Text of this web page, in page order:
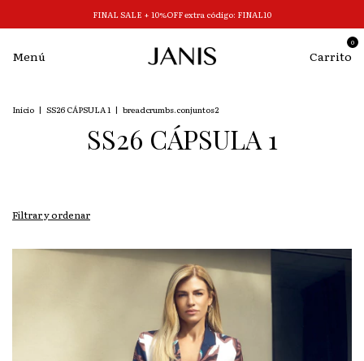
FINAL SALE + 10%OFF extra código: FINAL10
Menú Carrito
0
Inicio | SS26 CÁPSULA 1 | breadcrumbs.conjuntos2
SS26 CÁPSULA 1
Filtrar y ordenar